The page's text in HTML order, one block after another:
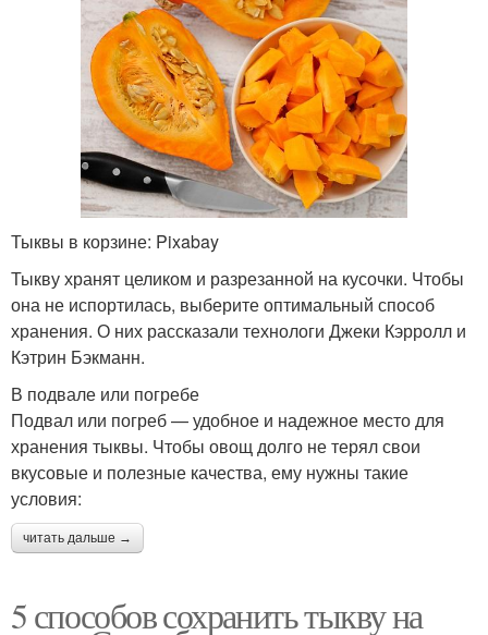
Тыквы в корзине: Pixabay
Тыкву хранят целиком и разрезанной на кусочки. Чтобы
она не испортилась, выберите оптимальный способ
хранения. О них рассказали технологи Джеки Кэрролл и
Кэтрин Бэкманн.
В подвале или погребе
Подвал или погреб — удобное и надежное место для
хранения тыквы. Чтобы овощ долго не терял свои
вкусовые и полезные качества, ему нужны такие
условия:
читать дальше →
5 способов сохранить тыкву на